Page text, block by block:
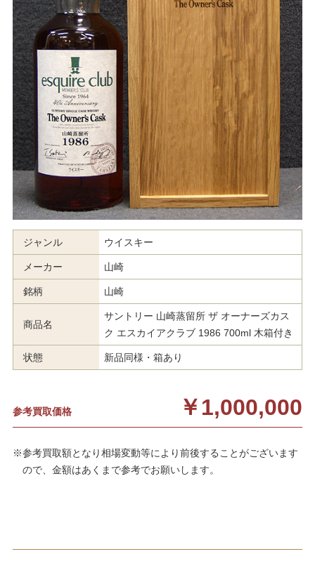
ジャンル ウイスキー
メーカー 山崎
銘柄 山崎
商品名
サントリー 山崎蒸留所 ザ オーナーズカス
ク エスカイアクラブ 1986 700ml 木箱付き
状態 新品同様・箱あり
参考買取価格 ￥1,000,000
※参考買取額となり相場変動等により前後することがございます
ので、金額はあくまで参考でお願いします。